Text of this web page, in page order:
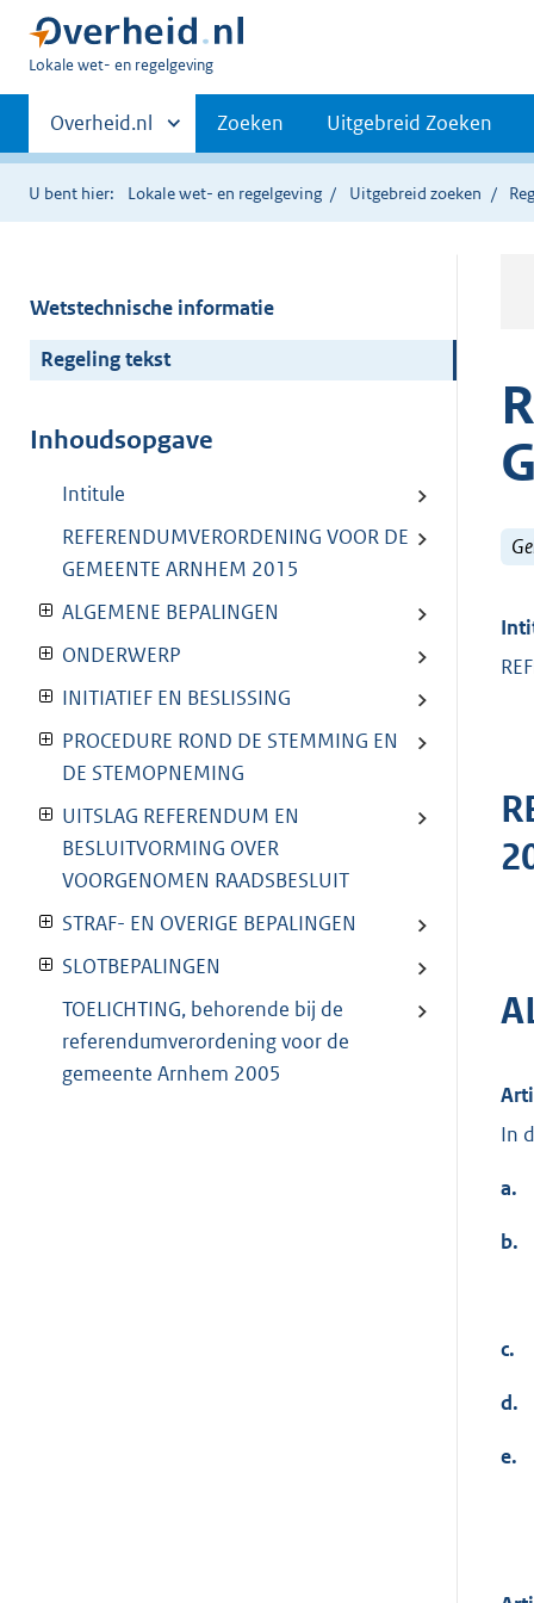
U
hier:
Lokale wet- en regelgeving
Primaire
navigatie
Andere
sites
binnen
Overheid.nl Zoeken Uitgebreid Zoeken
U bent hier: Lokale wet- en regelgeving Uitgebreid zoeken
Wetstechnische informatie
Regeling tekst
Inhoudsopgave
Intitule
REFERENDUMVERORDENING VOOR DE
GEMEENTE ARNHEM 2015
ALGEMENE BEPALINGEN
ONDERWERP
INITIATIEF EN BESLISSING
PROCEDURE ROND DE STEMMING EN
DE STEMOPNEMING
UITSLAG REFERENDUM EN
BESLUITVORMING OVER
VOORGENOMEN RAADSBESLUIT
STRAF- EN OVERIGE BEPALINGEN
SLOTBEPALINGEN
TOELICHTING, behorende bij de
referendumverordening voor de
gemeente Arnhem 2005
In
a.
b.
c.
d.
e.